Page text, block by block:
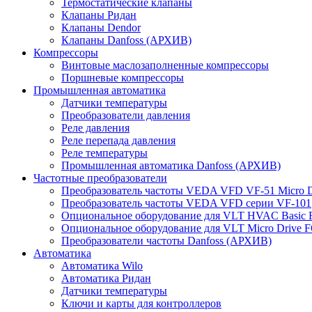
Термостатические клапаны
Клапаны Ридан
Клапаны Dendor
Клапаны Danfoss (АРХИВ)
Компрессоры
Винтовые маслозаполненные компрессоры
Поршневые компрессоры
Промышленная автоматика
Датчики температуры
Преобразователи давления
Реле давления
Реле перепада давления
Реле температуры
Промышленная автоматика Danfoss (АРХИВ)
Частотные преобразователи
Преобразователь частоты VEDA VFD VF-51 Micro
Преобразователь частоты VEDA VFD серии VF-101
Опциональное оборудование для VLT HVAC Basic
Опциональное оборудование для VLT Micro Drive
Преобразователи частоты Danfoss (АРХИВ)
Автоматика
Автоматика Wilo
Автоматика Ридан
Датчики температуры
Ключи и карты для контроллеров